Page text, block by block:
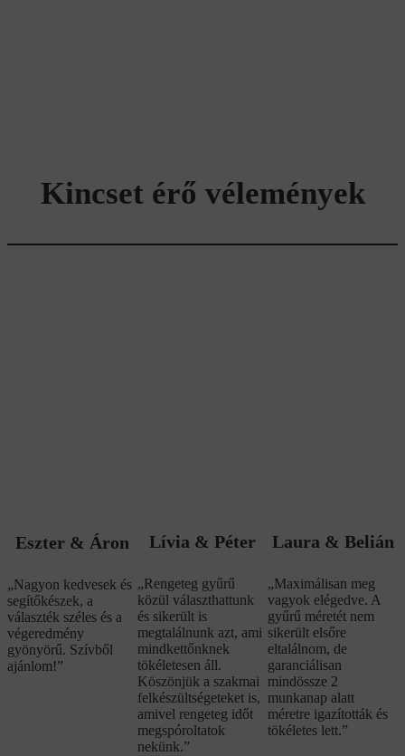
Kincset érő vélemények
Eszter & Áron
„Nagyon kedvesek és
segítőkészek, a
választék széles és a
végeredmény
gyönyörű. Szívből
ajánlom!”
Lívia & Péter
„Rengeteg gyűrű
közül választhattunk
és sikerült is
megtalálnunk azt, ami
mindkettőnknek
tökéletesen áll.
Köszönjük a szakmai
felkészültségeteket is,
amivel rengeteg időt
megspóroltatok
nekünk.”
Laura & Belián
„Maximálisan meg
vagyok elégedve. A
gyűrű méretét nem
sikerült elsőre
eltalálnom, de
garanciálisan
mindössze 2
munkanap alatt
méretre igazították és
tökéletes lett.”